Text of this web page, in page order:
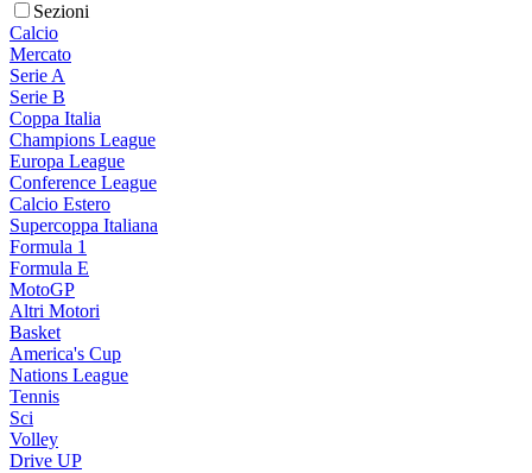
Sezioni
Calcio
Mercato
Serie A
Serie B
Coppa Italia
Champions League
Europa League
Conference League
Calcio Estero
Supercoppa Italiana
Formula 1
Formula E
MotoGP
Altri Motori
Basket
America's Cup
Nations League
Tennis
Sci
Volley
Drive UP